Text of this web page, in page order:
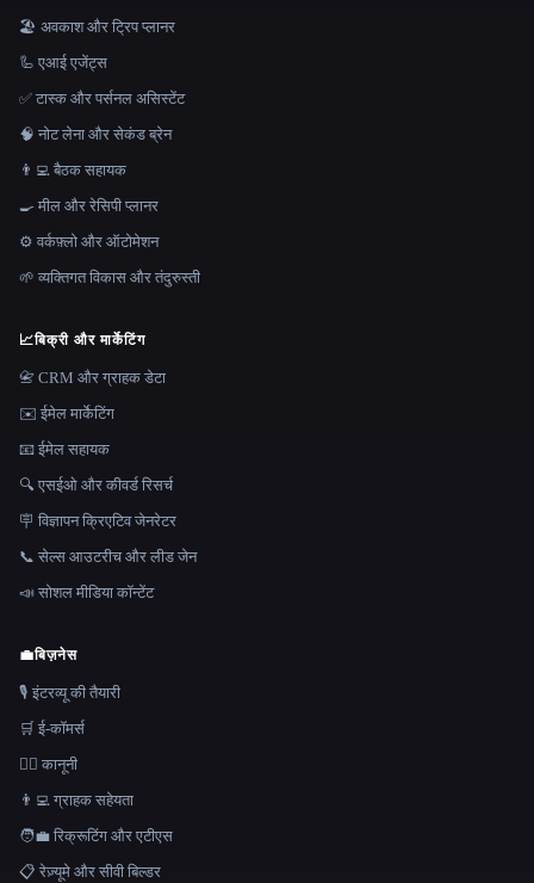
🏖 अवकाश और ट्रिप प्लानर
🦾 एआई एजेंट्स
✅ टास्क और पर्सनल असिस्टेंट
🧠 नोट लेना और सेकंड ब्रेन
👨‍💻 बैठक सहायक
🍳 मील और रेसिपी प्लानर
⚙️ वर्कफ़्लो और ऑटोमेशन
🌱 व्यक्तिगत विकास और तंदुरुस्ती
📈बिक्री और मार्केटिंग
📇 CRM और ग्राहक डेटा
✉️ ईमेल मार्केटिंग
📧 ईमेल सहायक
🔍 एसईओ और कीवर्ड रिसर्च
🪧 विज्ञापन क्रिएटिव जेनरेटर
📞 सेल्स आउटरीच और लीड जेन
📣 सोशल मीडिया कॉन्टेंट
💼बिज़नेस
🎙️ इंटरव्यू की तैयारी
🛒 ई-कॉमर्स
👩‍⚖️ कानूनी
👨‍💻 ग्राहक सहेयता
🧑‍💼 रिक्रूटिंग और एटीएस
📋 रेज़्यूमे और सीवी बिल्डर